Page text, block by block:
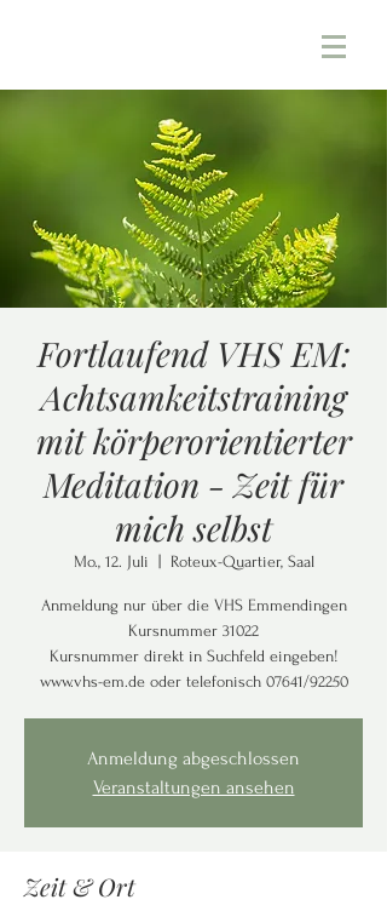
Fortlaufend VHS EM:
Achtsamkeitstraining
mit körperorientierter
Meditation - Zeit für
mich selbst
Mo., 12. Juli Roteux-Quartier, Saal
Anmeldung nur über die VHS Emmendingen
Kursnummer 31022
Kursnummer direkt in Suchfeld eingeben!
www.vhs-em.de oder telefonisch 07641/92250
Anmeldung abgeschlossen
Veranstaltungen ansehen
Zeit & Ort